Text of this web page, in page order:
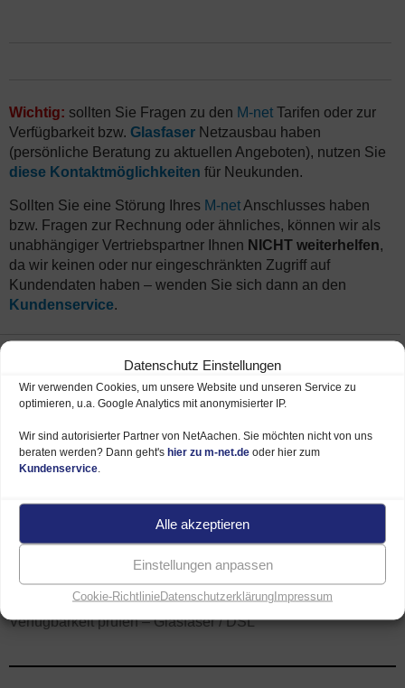
Datenschutz Einstellungen
Wir verwenden Cookies, um unsere Website und unseren Service zu
optimieren, u.a. Google Analytics mit anonymisierter IP.
Wir sind autorisierter Partner von NetAachen. Sie möchten nicht von uns
beraten werden? Dann geht's hier zu m-net.de oder hier zum
Kundenservice
Alle akzeptieren
Einstellungen anpassen
Cookie-RichtlinieDatenschutzerklärungImpressum
Wichtig: sollten Sie Fragen zu den M-net Tarifen oder zur
Verfügbarkeit bzw. Glasfaser Netzausbau haben
(persönliche Beratung zu aktuellen Angeboten), nutzen Sie
diese Kontaktmöglichkeiten für Neukunden.
Sollten Sie eine Störung Ihres M-netAnschlusses haben
bzw. Fragen zur Rechnung oder ähnliches, können wir als
unabhängiger Vertriebspartner Ihnen NICHT weiterhelfen,
da wir keinen oder nur eingeschränkten Zugriff auf
Kundendaten haben – wenden Sie sich dann an den
Kundenservice.
EMPFEHLUNG UND AKTUELLES
M-net Angebote – hier sparen
Verfügbarkeit prüfen – Glasfaser / DSL